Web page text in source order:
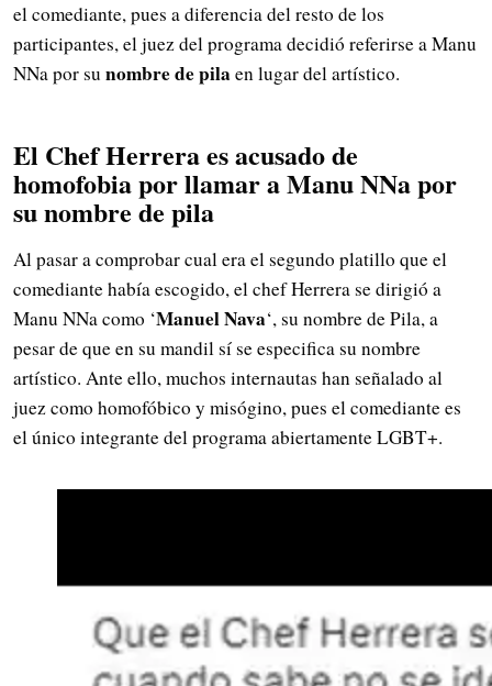
el comediante, pues a diferencia del resto de los
participantes, el juez del programa decidió referirse a Manu
NNa por su nombre de pila en lugar del artístico.
El Chef Herrera es acusado de
homofobia por llamar a Manu NNa por
su nombre de pila
Al pasar a comprobar cual era el segundo platillo que el
comediante había escogido, el chef Herrera se dirigió a
Manu NNa como ‘Manuel Nava‘, su nombre de Pila, a
pesar de que en su mandil sí se especifica su nombre
artístico. Ante ello, muchos internautas han señalado al
juez como homofóbico y misógino, pues el comediante es
el único integrante del programa abiertamente LGBT+.